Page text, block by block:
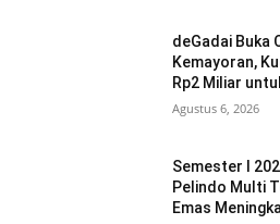
deGadai Buka
Kemayoran,
Rp2 Miliar
Agustus 6, 2026
Semester I
Pelindo Multi
Emas